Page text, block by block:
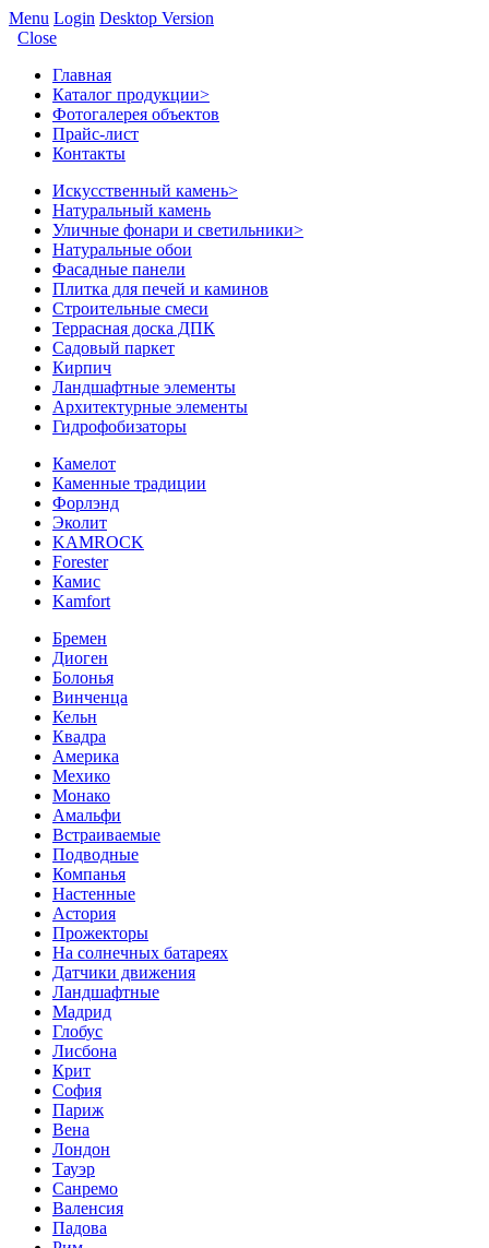
Menu Login Desktop Version
Close
Главная
Каталог продукции>
Фотогалерея объектов
Прайс-лист
Контакты
Искусственный камень>
Натуральный камень
Уличные фонари и светильники>
Натуральные обои
Фасадные панели
Плитка для печей и каминов
Строительные смеси
Террасная доска ДПК
Садовый паркет
Кирпич
Ландшафтные элементы
Архитектурные элементы
Гидрофобизаторы
Камелот
Каменные традиции
Форлэнд
Эколит
KAMROCK
Forester
Камис
Kamfort
Бремен
Диоген
Болонья
Винченца
Кельн
Квадра
Америка
Мехико
Монако
Амальфи
Встраиваемые
Подводные
Компанья
Настенные
Астория
Прожекторы
На солнечных батареях
Датчики движения
Ландшафтные
Мадрид
Глобус
Лисбона
Крит
София
Париж
Вена
Лондон
Тауэр
Санремо
Валенсия
Падова